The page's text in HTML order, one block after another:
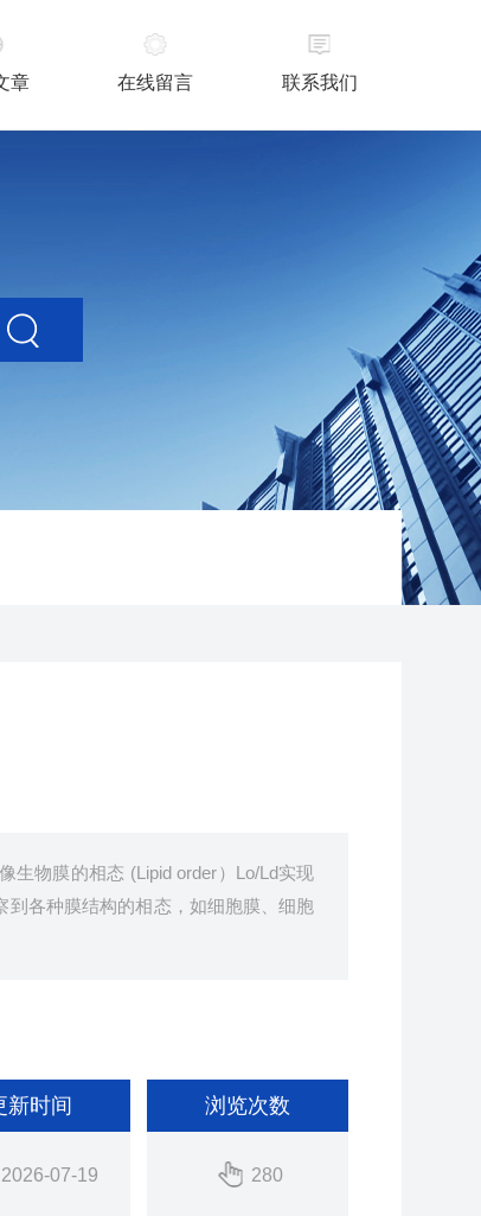
章 在线留言 联系我们
生物膜的相态 (Lipid order）Lo/Ld实现
各种膜结构的相态，如细胞膜、细胞
新时间
2026-07-19
浏览次数
280